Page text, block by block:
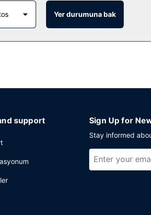
servisi yapılıyor. Oteldeki bar/oturma
Yer durumuna bak
support Sign Up for
Stay informed